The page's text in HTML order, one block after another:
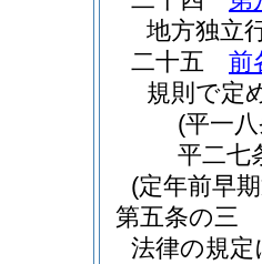
地方独立
二十五
前
規則で定
(平一
平二七
(定年前早
第五条の三
法律の規